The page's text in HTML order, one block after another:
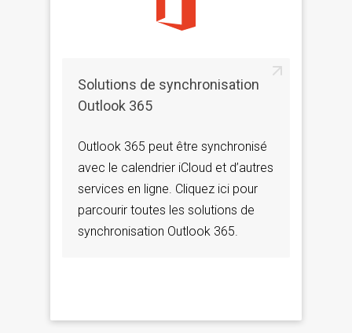
Solutions de synchronisation
Outlook 365
Outlook 365 peut être synchronisé
avec le calendrier iCloud et d’autres
services en ligne. Cliquez ici pour
parcourir toutes les solutions de
synchronisation Outlook 365.